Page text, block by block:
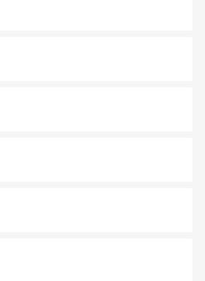
地元の風情を楽しめる外せないスポット